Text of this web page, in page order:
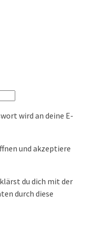
wird an deine E-
und akzeptiere
du dich mit der
durch diese